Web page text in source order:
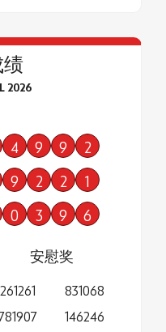
2026
4 9 9 2
9 2 2 1
0 3 9 6
安慰奖
261261
831068
146246